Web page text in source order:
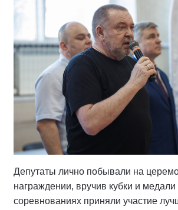
Депутаты лично побывали на
награждении, вручив кубки и
соревнованиях приняли участие